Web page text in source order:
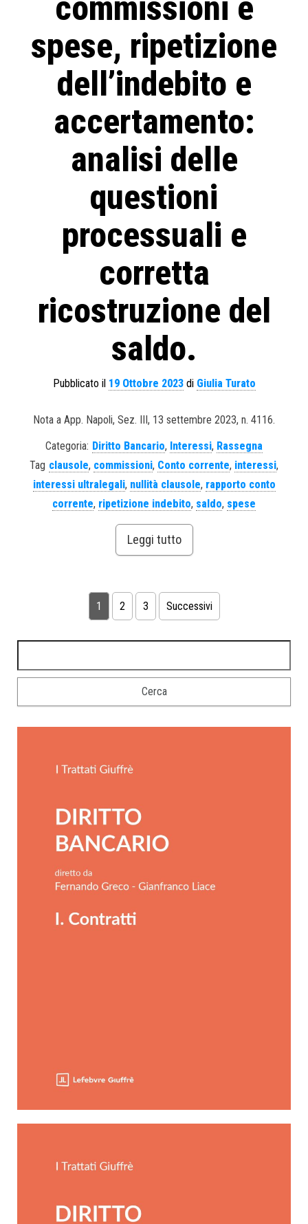
commissioni e
spese, ripetizione
dell’indebito e
accertamento:
analisi delle
questioni
processuali e
corretta
ricostruzione del
saldo.
Pubblicato il 19 Ottobre 2023di Giulia Turato
Nota a App. Napoli, Sez. III, 13 settembre 2023, n. 4116.
Categoria: Diritto Bancario, Interessi, Rassegna
Tag clausole, commissioni, Conto corrente, interessi,
interessi ultralegali, nullità clausole, rapporto conto
corrente, ripetizione indebito, saldo, spese
Leggi tutto
1 2 3 Successivi